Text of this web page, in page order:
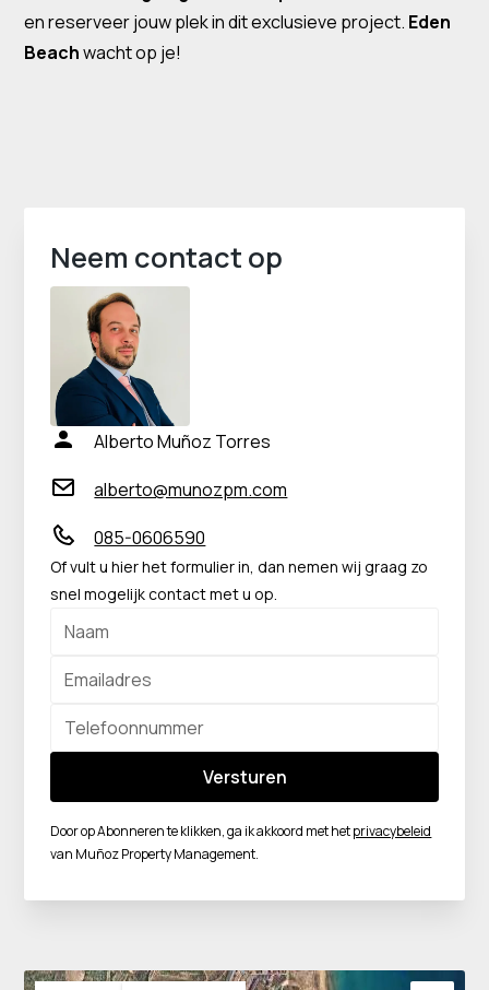
en reserveer jouw plek in dit exclusieve project. Eden
Beachwacht op je!
Neem contact op
Alberto Muñoz Torres
alberto@munozpm.com
085-0606590
Of vult u hier het formulier in, dan nemen wij graag zo
snel mogelijk contact met u op.
Door op Abonneren te klikken, ga ik akkoord met hetprivacybeleid
van Muñoz Property Management.